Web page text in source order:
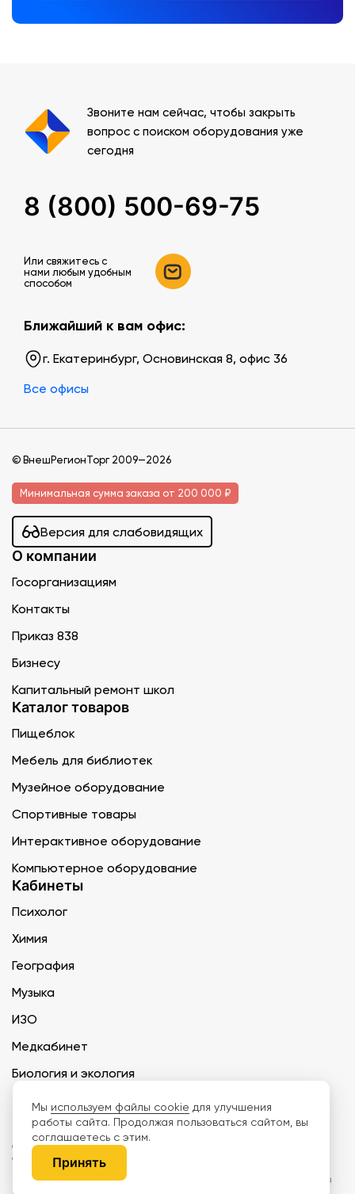
Звоните нам сейчас, чтобы закрыть
вопрос с поиском оборудования уже
сегодня
8 (800) 500-69-75
Или свяжитесь c
нами любым удобным
способом
Ближайший к вам офис:
г. Екатеринбург, Основинская 8, офис 36
Все офисы
© ВнешРегионТорг 2009—2026
Минимальная сумма заказа от 200 000 ₽
Версия для слабовидящих
О компании
Госорганизациям
Контакты
Приказ 838
Бизнесу
Капитальный ремонт школ
Каталог товаров
Пищеблок
Мебель для библиотек
Музейное оборудование
Спортивные товары
Интерактивное оборудование
Компьютерное оборудование
Кабинеты
Психолог
Химия
География
Музыка
ИЗО
Медкабинет
Биология и экология
Технология
ООО «Дети наше будущее» ИНН 6671165273 ОГРН 1216600030250 КПП
667101001 БИК 046577674
Информация на сайте не является публичной офертой. Изображения
могут отличаться от поставляемых товаров. Поставщик оставляет за
Мы используем файлы cookie для улучшения
работы сайта. Продолжая пользоваться сайтом, вы
соглашаетесь с этим.
Принять